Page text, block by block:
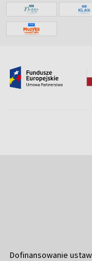
Dofinansowanie